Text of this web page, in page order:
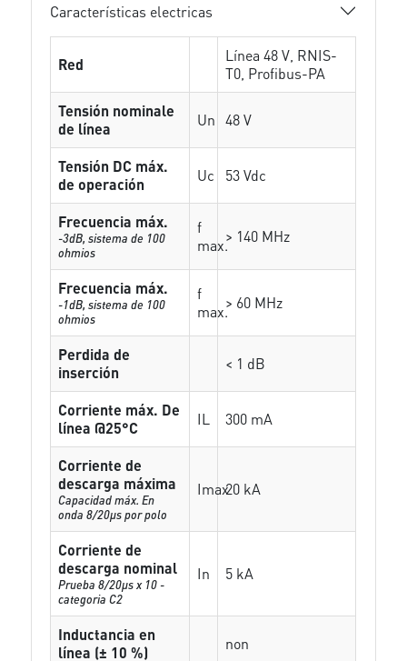
Características electricas
Red
Línea 48 V, RNIS-
T0, Profibus-PA
Tensión nominale
de línea
Un 48 V
Tensión DC máx.
de operación
Uc 53 Vdc
Frecuencia máx.
-3dB, sistema de 100
ohmios
f
max.> 140 MHz
Frecuencia máx.
-1dB, sistema de 100
ohmios
f
max.> 60 MHz
Perdida de
inserción
< 1 dB
Corriente máx. De
línea @25°C
IL 300 mA
Corriente de
descarga máxima
Capacidad máx. En
onda 8/20µs por polo
Imax20 kA
Corriente de
descarga nominal
Prueba 8/20µs x 10 -
categoria C2
In 5 kA
Inductancia en
línea (± 10 %)
non